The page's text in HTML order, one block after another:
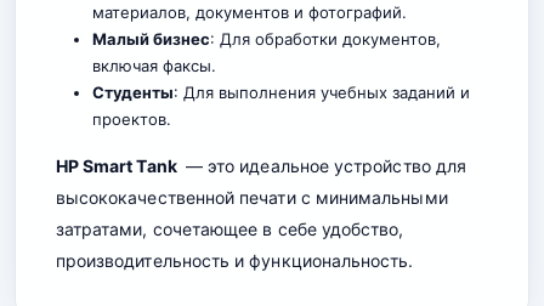
материалов, документов и фотографий.
Малый бизнес: Для обработки документов,
включая факсы.
Студенты: Для выполнения учебных заданий и
проектов.
HP Smart Tank — это идеальное устройство для
высококачественной печати с минимальными
затратами, сочетающее в себе удобство,
производительность и функциональность.